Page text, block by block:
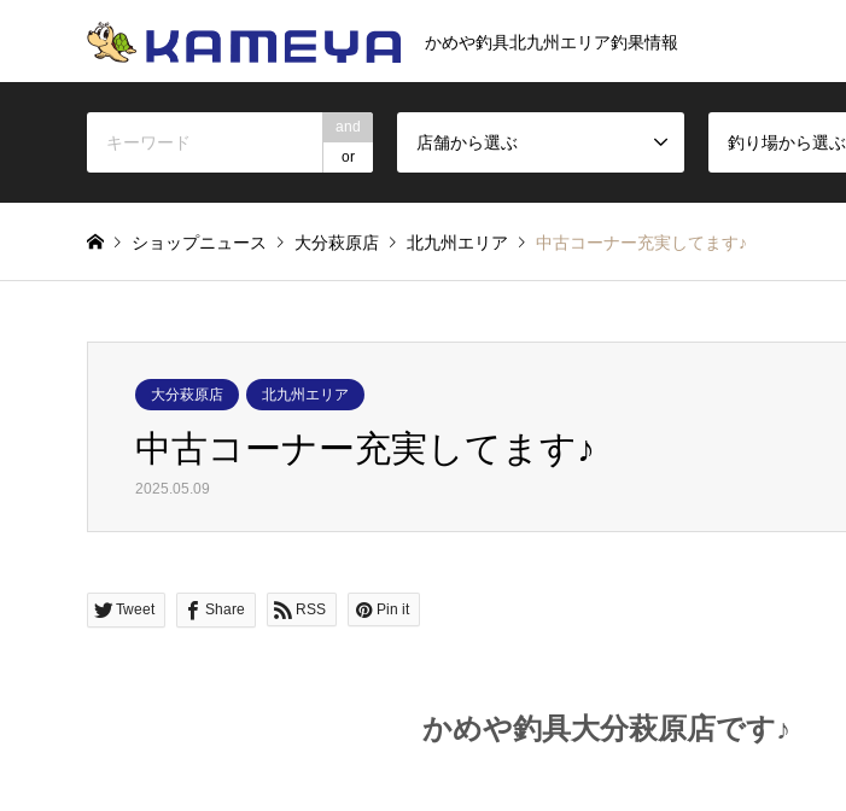
かめや釣具北九州エリア釣果情報
and
or
店舗から選ぶ 釣り場から選ぶ
ショップニュース 大分萩原店 北九州エリア 中古コーナー充実してます♪
大分萩原店 北九州エリア
中古コーナー充実してます♪
2025.05.09
Tweet Share RSS Pin it
かめや釣具大分萩原店です♪